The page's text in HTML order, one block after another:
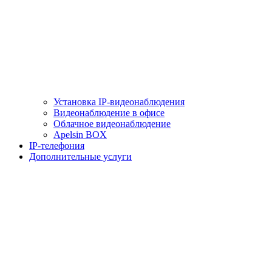
Установка IP-видеонаблюдения
Видеонаблюдение в офисе
Облачное видеонаблюдение
Apelsin BOX
IP-телефония
Дополнительные услуги